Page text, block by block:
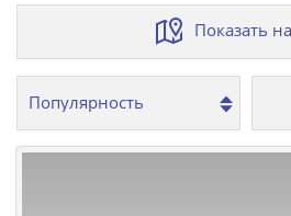
Показать